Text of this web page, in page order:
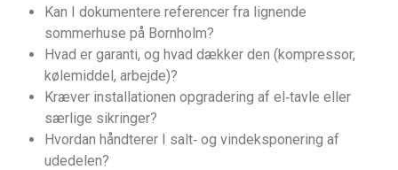
Kan I dokumentere referencer fra lignende
sommerhuse på Bornholm?
Hvad er garanti, og hvad dækker den (kompressor,
kølemiddel, arbejde)?
Kræver installationen opgradering af el‑tavle eller
særlige sikringer?
Hvordan håndterer I salt‑ og vindeksponering af
udedelen?